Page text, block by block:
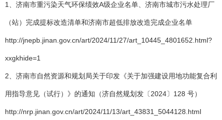
1、济南市重污染天气环保绩效A级企业名单、济南市城市污水处理厂
（站）完成提标改造清单和济南市超低排放改造完成企业名单
http://jnepb.jinan.gov.cn/art/2024/11/27/art_10445_4801652.html?
xxgkhide=1
2、济南市自然资源和规划局关于印发《关于加强建设用地功能复合利
用指导意见（试行）》的通知（济自然规划发〔2024〕128 号）
http://nrp.jinan.gov.cn/art/2024/11/13/art_43831_5044128.html